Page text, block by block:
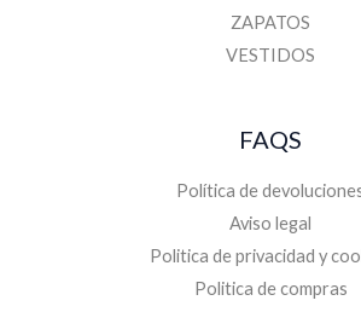
ZAPATOS
VESTIDOS
FAQS
Política de
Aviso legal
Politica de privacidad y
Politica de compras